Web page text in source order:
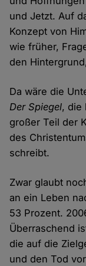
und Jetzt. Auf
Konzept von
wie früher,
den
Da wäre die
Der Spiegel, die
großer Teil der
des
schreibt.
Zwar glaubt
an ein Leben
53 Prozent.
Überraschend
die auf die
und den Tod